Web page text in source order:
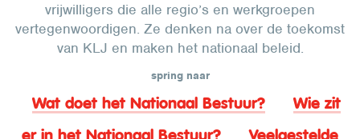
vrijwilligers die alle regio’s en werkgroepen
vertegenwoordigen. Ze denken na over de toekomst
van KLJ en maken het nationaal beleid.
spring naar
Wat doet het Nationaal Bestuur?
Wie zit